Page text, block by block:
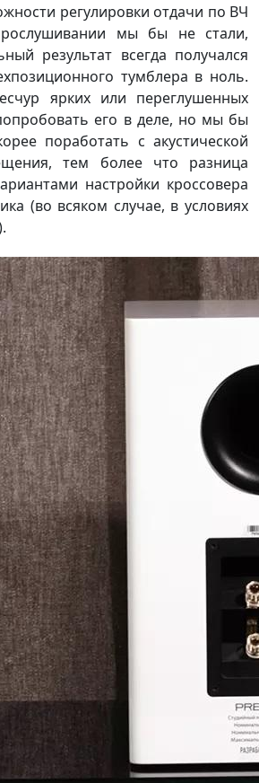
регулировки отдачи по ВЧ
мы бы не стали,
результат всегда получался
тумблера в ноль.
ярких или переглушенных
его в деле, но мы бы
поработать с акустической
тем более что разница
настройки кроссовера
(во всяком случае, в условиях